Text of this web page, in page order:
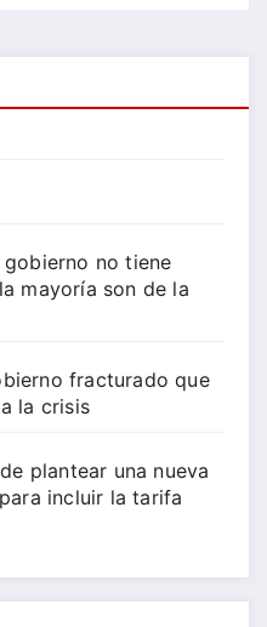
no tiene
mayoría son de la
fracturado que
la crisis
plantear una nueva
incluir la tarifa